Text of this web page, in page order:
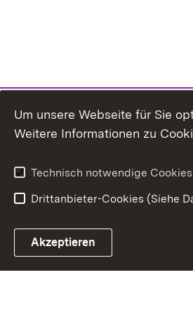
Um unsere Webseite für Sie
Weitere Informationen zu
Technisch notwendige Cookies
Drittanbieter-Cookies (Siehe
Akzeptieren